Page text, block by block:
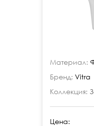
Материал:
Бренд: Vitra
Коллекция:
Цена: